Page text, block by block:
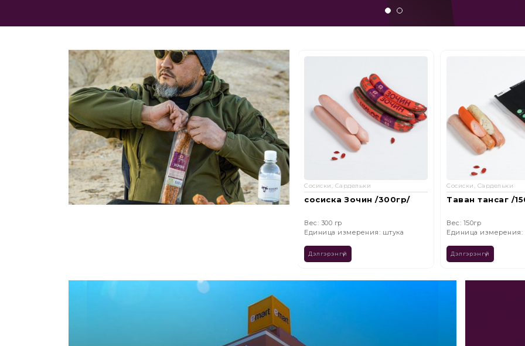
Сосиски, Сардельки
сосиска Жареные /300гр/
Сосиски, Сардельки
сосиска Зочин /300гр/
Сосиски, Сардельки
Таван тансаг /150гр/
​​​​​​​Вес: 150гр
Единица измерения: штука
Дэлгэрэнгүй
Сосиски, Сардельки
Франкфуртер /
Вес: 300 гр
Единица измерения:
Дэлгэрэнгүй